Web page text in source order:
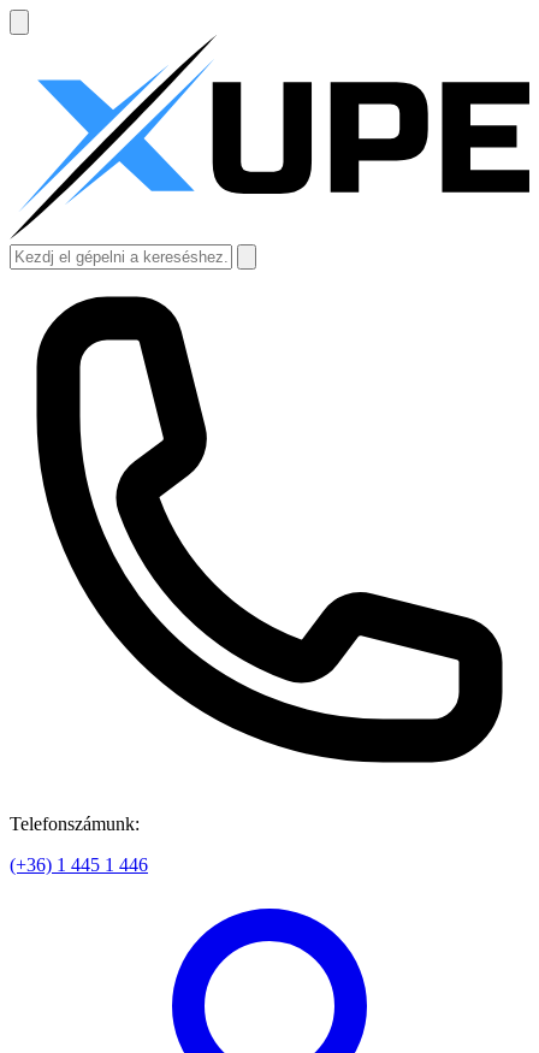
Telefonszámunk:
(+36) 1 445 1 446